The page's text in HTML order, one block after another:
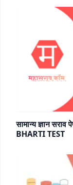
सामान्य ज्ञान
BHARTI TEST